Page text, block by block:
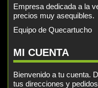
Empresa dedicada a la
precios muy asequibles.
Equipo de Quecartucho
MI CUENTA
Bienvenido a tu cuenta.
tus direcciones y